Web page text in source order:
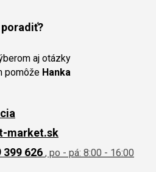
aj otázky
pomôže Hanka
market.sk
399 626 , po - pá: 8:00 - 16:00